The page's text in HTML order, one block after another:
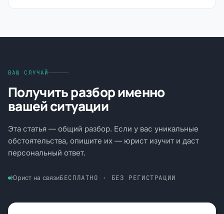
ВАШ СЛУЧАЙ
Получить разбор именно
вашей ситуации
Эта статья — общий разбор. Если у вас уникальные
обстоятельства, опишите их — юрист изучит и даст
персональный ответ.
Юрист на связиБЕСПЛАТНО · БЕЗ РЕГИСТРАЦИИ